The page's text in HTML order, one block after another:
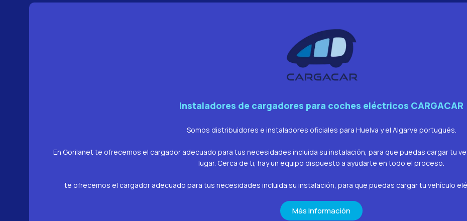
Instaladores de cargadores para coches eléctricos CARGACAR
Somos distribuidores e instaladores oficiales para Huelva y el Algarve portugués.
En Gorilanet te ofrecemos el cargador adecuado para tus necesidades incluida su instalación, para que puedas cargar tu
lugar. Cerca de ti, hay un equipo dispuesto a ayudarte en todo el proceso.
te ofrecemos el cargador adecuado para tus necesidades incluida su instalación, para que puedas cargar tu vehículo
Más Información